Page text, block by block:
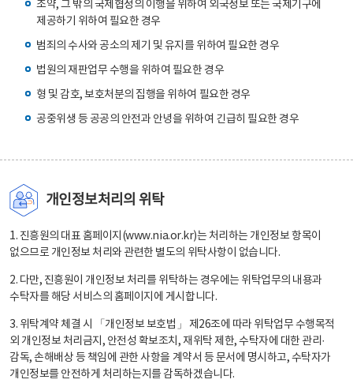
조약, 그 밖의 국제협정의 이행을 위하여 외국정보 또는 국제기구에
제공하기 위하여 필요한 경우
범죄의 수사와 공소의 제기 및 유지를 위하여 필요한 경우
법원의 재판업무 수행을 위하여 필요한 경우
형 및 감호, 보호처분의 집행을 위하여 필요한 경우
공중위생 등 공공의 안전과 안녕을 위하여 긴급히 필요한 경우
개인정보처리의 위탁
1. 진흥원의 대표 홈페이지(www.nia.or.kr)는 처리하는 개인정보 항목이
없으므로 개인정보 처리와 관련한 별도의 위탁사항이 없습니다.
2. 다만, 진흥원이 개인정보 처리를 위탁하는 경우에는 위탁업무의 내용과
수탁자를 해당 서비스의 홈페이지에 게시합니다.
3. 위탁계약 체결 시 「개인정보 보호법」 제26조에 따라 위탁업무 수행목적
외 개인정보 처리금지, 안전성 확보조치, 재위탁 제한, 수탁자에 대한 관리·
감독, 손해배상 등 책임에 관한 사항을 계약서 등 문서에 명시하고, 수탁자가
개인정보를 안전하게 처리하는지를 감독하겠습니다.